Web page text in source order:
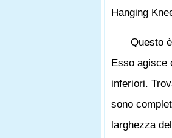
Hanging
Questo
Esso agisce
inferiori.
sono
larghezza